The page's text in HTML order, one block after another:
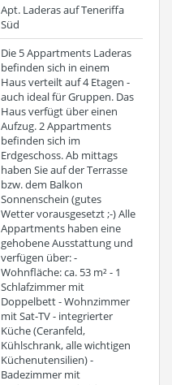
Apt. Laderas auf Teneriffa
Süd
Die 5 Appartments Laderas
befinden sich in einem
Haus verteilt auf 4 Etagen -
auch ideal für Gruppen. Das
Haus verfügt über einen
Aufzug. 2 Appartments
befinden sich im
Erdgeschoss. Ab mittags
haben Sie auf der Terrasse
bzw. dem Balkon
Sonnenschein (gutes
Wetter vorausgesetzt ;-) Alle
Appartments haben eine
gehobene Ausstattung und
verfügen über: -
Wohnfläche: ca. 53 m² - 1
Schlafzimmer mit
Doppelbett - Wohnzimmer
mit Sat-TV - integrierter
Küche (Ceranfeld,
Kühlschrank, alle wichtigen
Küchenutensilien) -
Badezimmer mit